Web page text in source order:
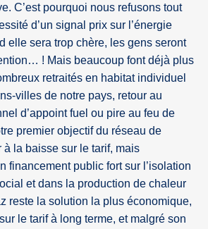
C’est pourquoi nous refusons tout
d’un signal prix sur l’énergie
elle sera trop chère, les gens seront
! Mais beaucoup font déjà plus
retraités en habitat individuel
villes de notre pays, retour au
d’appoint fuel ou pire au feu de
premier objectif du réseau de
à la baisse sur le tarif, mais
financement public fort sur l’isolation
et dans la production de chaleur
reste la solution la plus économique,
le tarif à long terme, et malgré son